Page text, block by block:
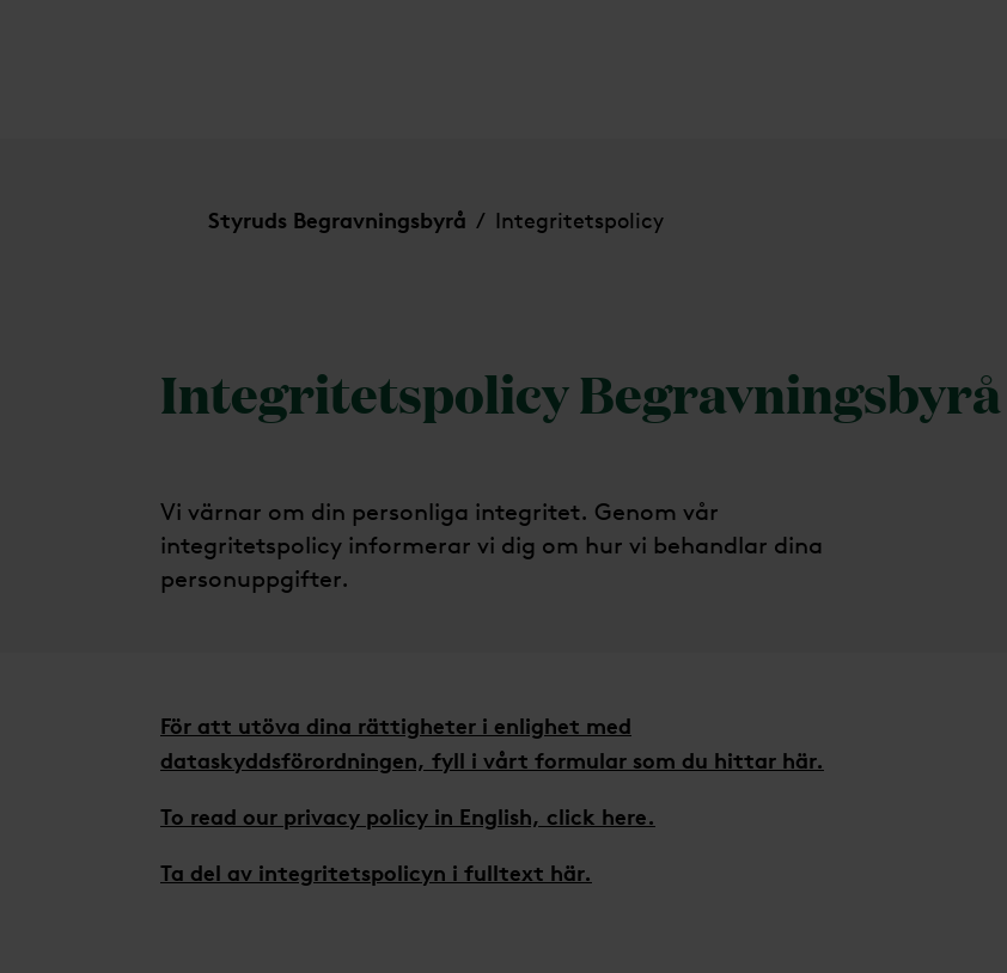
Styruds Begravningsbyrå / Integritetspolicy
Integritetspolicy
Vi värnar om din personliga integritet. Genom vår
integritetspolicy informerar vi dig om hur vi behandlar dina
personuppgifter.
För att utöva dina rättigheter i enlighet med
dataskyddsförordningen, fyll i vårt formular som du hittar här.
To read our privacy policy in English, click here.
Ta del av integritetspolicyn i fulltext här.